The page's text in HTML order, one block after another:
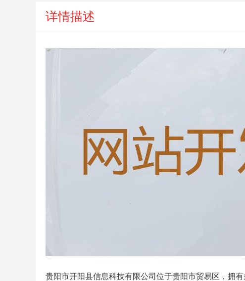
详情描述
贵阳市开阳县信息科技有限公司位于贵阳市贸易区，拥